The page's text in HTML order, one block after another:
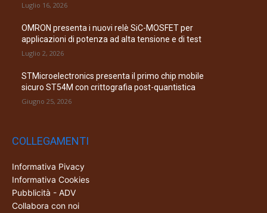
Luglio 16, 2026
OMRON presenta i nuovi relè SiC-MOSFET per
applicazioni di potenza ad alta tensione e di test
Luglio 2, 2026
STMicroelectronics presenta il primo chip mobile
sicuro ST54M con crittografia post-quantistica
Giugno 25, 2026
COLLEGAMENTI
Informativa Pivacy
Informativa Cookies
Pubblicità - ADV
Collabora con noi